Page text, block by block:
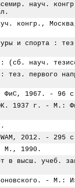
науч.
конгр.,
и спорта :
: (сб. науч.
: тез. первого
ФиС, 1967. - 96
1937 г. - М.:
2012. - 295
М., 1990.
в высш.
- М.: